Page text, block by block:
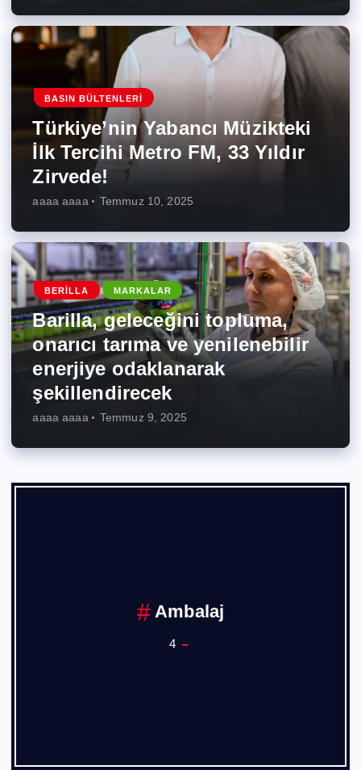
BASIN BÜLTENLERI
Türkiye’nin Yabancı Müzikteki
İlk Tercihi Metro FM, 33 Yıldır
Zirvede!
aaaa aaaa Temmuz 10, 2025
BERILLA MARKALAR
Barilla, geleceğini topluma,
onarıcı tarıma ve yenilenebilir
enerjiye odaklanarak
şekillendirecek
aaaa aaaa Temmuz 9, 2025
Ankara Sanayi Odası
1